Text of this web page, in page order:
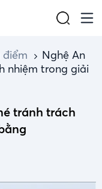
Nghệ An
nhiệm trong giải
tránh trách